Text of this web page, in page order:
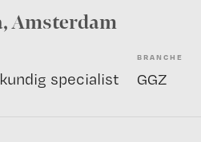
, Amsterdam
specialist
BRANCHE
GGZ